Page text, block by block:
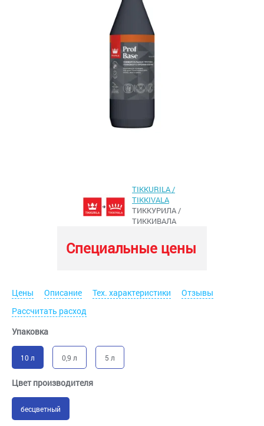
TIKKURILA /
TIKKIVALA
ТИККУРИЛА /
ТИККИВАЛА
Специальные цены
Цены Описание Тех. характеристики
Отзывы
Рассчитать расход
Упаковка
10 л 0,9 л 5 л
Цвет производителя
бесцветный